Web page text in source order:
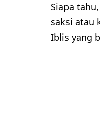
Siapa tahu,
saksi atau
Iblis yang